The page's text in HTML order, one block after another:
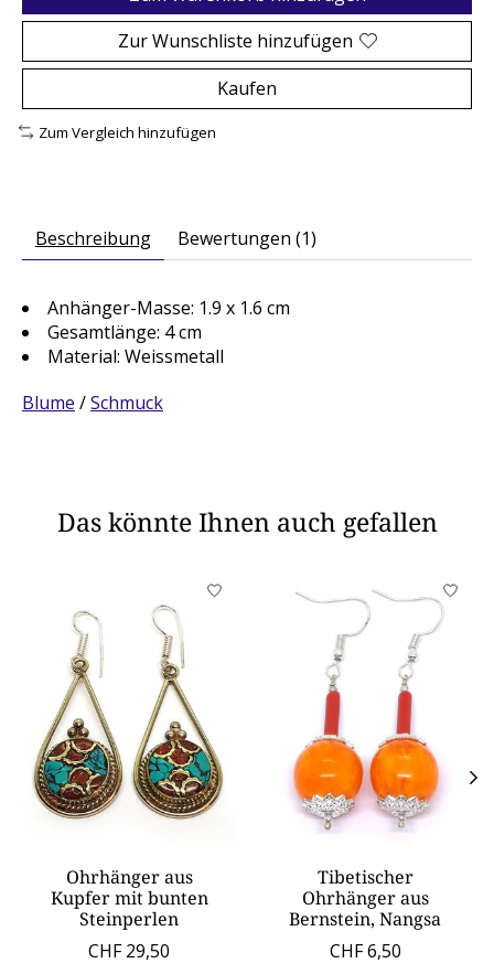
Zur Wunschliste hinzufügen
Kaufen
Zum Vergleich hinzufügen
Beschreibung Bewertungen (1)
Anhänger-Masse: 1.9 x 1.6 cm
Gesamtlänge: 4 cm
Material: Weissmetall
Blume /Schmuck
Das könnte Ihnen auch gefallen
Produkt-Karussell-Artikel
Ohrhänger aus
Kupfer mit bunten
Steinperlen
CHF 29,50
Tibetischer
Ohrhänger aus
Bernstein, Nangsa
CHF 6,50